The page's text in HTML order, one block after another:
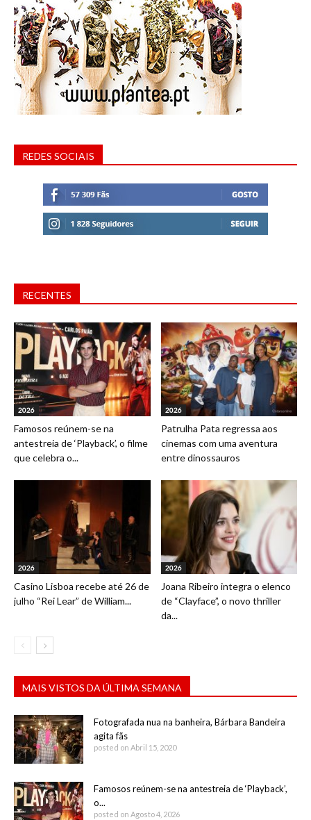
REDES SOCIAIS
RECENTES
2026
Famosos reúnem-se na
antestreia de ‘Playback’, o filme
que celebra o...
2026
Patrulha Pata regressa aos
cinemas com uma aventura
entre dinossauros
2026
Casino Lisboa recebe até 26 de
julho “Rei Lear” de William...
2026
Joana Ribeiro integra o elenco
de “Clayface”, o novo thriller
da...
MAIS VISTOS DA ÚLTIMA SEMANA
Fotografada nua na banheira, Bárbara Bandeira
agita fãs
posted on Abril 15, 2020
Famosos reúnem-se na antestreia de ‘Playback’,
o...
posted on Agosto 4, 2026